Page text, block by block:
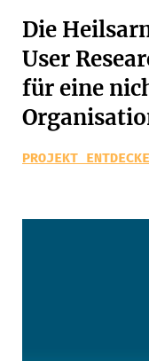
Die
User
für eine
PROJEKT